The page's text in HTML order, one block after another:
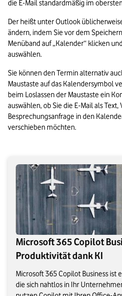
die E-Mail standardmäßig im
Der heißt unter Outlook
ändern, indem Sie vor dem
Menüband auf „Kalender“ klicken
auswählen.
Sie können den Termin alternativ
Maustaste auf das Kalendersymbol
beim Loslassen der Maustaste ein
auswählen, ob Sie die E-Mail als
Besprechungsanfrage in den
Microsoft 365 Copilot
Produktivität dank KI
Microsoft 365 Copilot Business ist
die sich nahtlos in Ihr